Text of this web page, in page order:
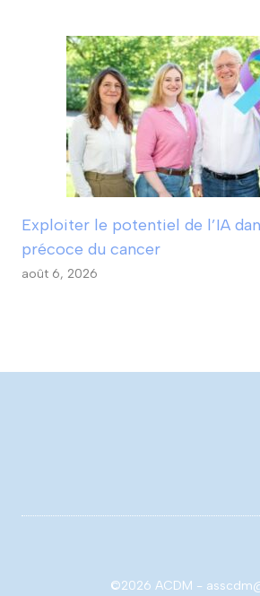
Exploiter le potentiel de l’IA
précoce du cancer
août 6, 2026
©2026 ACDM -